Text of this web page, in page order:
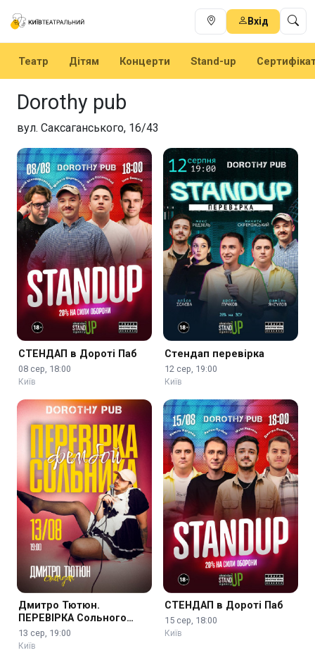
Вхід
Театр Дітям Концерти Stand-up
Dorothy pub
вул. Саксаганського, 16/43
СТЕНДАП в Дороті Паб
08 сер, 18:00
Київ
Стендап перевірка
12 сер, 19:00
Київ
Дмитро Тютюн.
ПЕРЕВІРКА Сольного
стендапу «ФЕМБОЙ»
13 сер, 19:00
Київ
СТЕНДАП в Дороті Паб
15 сер, 18:00
Київ